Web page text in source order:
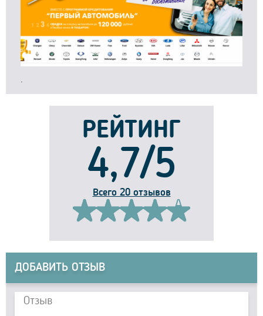
.
РЕЙТИНГ
4,7/5
Всего 20 отзывов
ДОБАВИТЬ ОТЗЫВ